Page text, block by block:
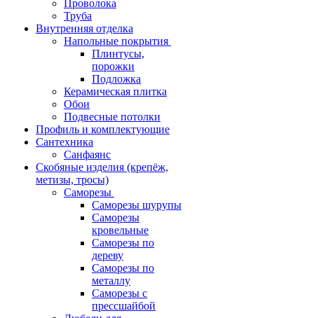
Проволока
Труба
Внутренняя отделка
Напольные покрытия
Плинтусы,
порожки
Подложка
Керамическая плитка
Обои
Подвесные потолки
Профиль и комплектующие
Сантехника
Санфаянс
Скобяные изделия (крепёж,
метизы, тросы)
Саморезы
Саморезы шурупы
Саморезы
кровельные
Саморезы по
дереву
Саморезы по
металлу
Саморезы с
прессшайбой